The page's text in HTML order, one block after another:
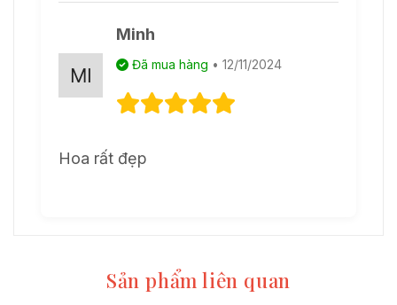
Minh
Đã mua hàng • 12/11/2024
Hoa rất đẹp
Sản phẩm liên quan